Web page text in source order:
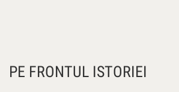
PE FRONTUL ISTORIEI